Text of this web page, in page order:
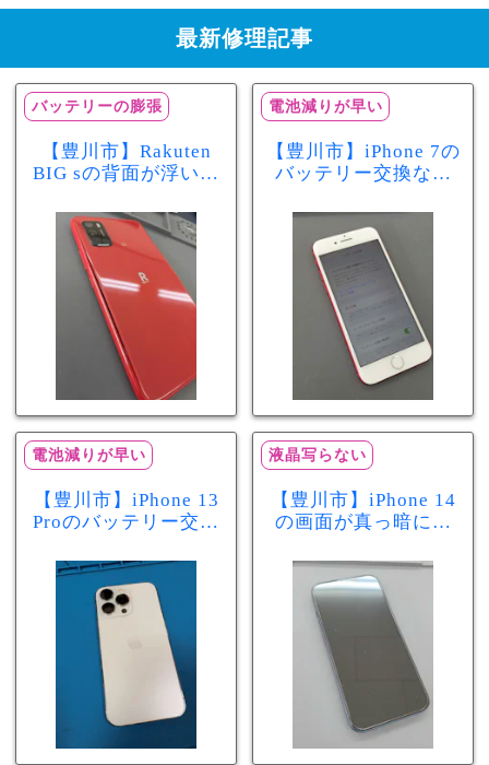
最新修理記事
バッテリーの膨張
【豊川市】Rakuten
BIG sの背面が浮いて
リー膨張のサインか
もしれません！バッ
テリー交換修理事例
電池減りが早い
【豊川市】iPhone 7の
バッテリー交換なら
最大容量70％で電池
の減りが早い症状も
当日60分で改善
電池減りが早い
【豊川市】iPhone 13
Proのバッテリー交換
が早い症状も当日90
分で改善
液晶写らない
【豊川市】iPhone 14
の画面が真っ暗に…
修理！データそのま
まで復旧しました